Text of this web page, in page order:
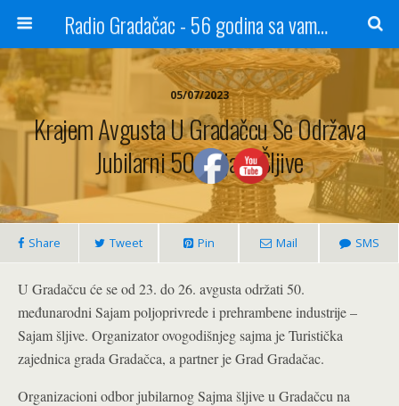
Radio Gradačac - 56 godina sa vama...
05/07/2023
Krajem Avgusta U Gradačcu Se Održava
Jubilarni 50. Sajam Šljive
Share Tweet Pin Mail SMS
U Gradačcu će se od 23. do 26. avgusta održati 50.
međunarodni Sajam poljoprivrede i prehrambene industrije –
Sajam šljive. Organizator ovogodišnjeg sajma je Turistička
zajednica grada Gradačca, a partner je Grad Gradačac.
Organizacioni odbor jubilarnog Sajma šljive u Gradačcu na